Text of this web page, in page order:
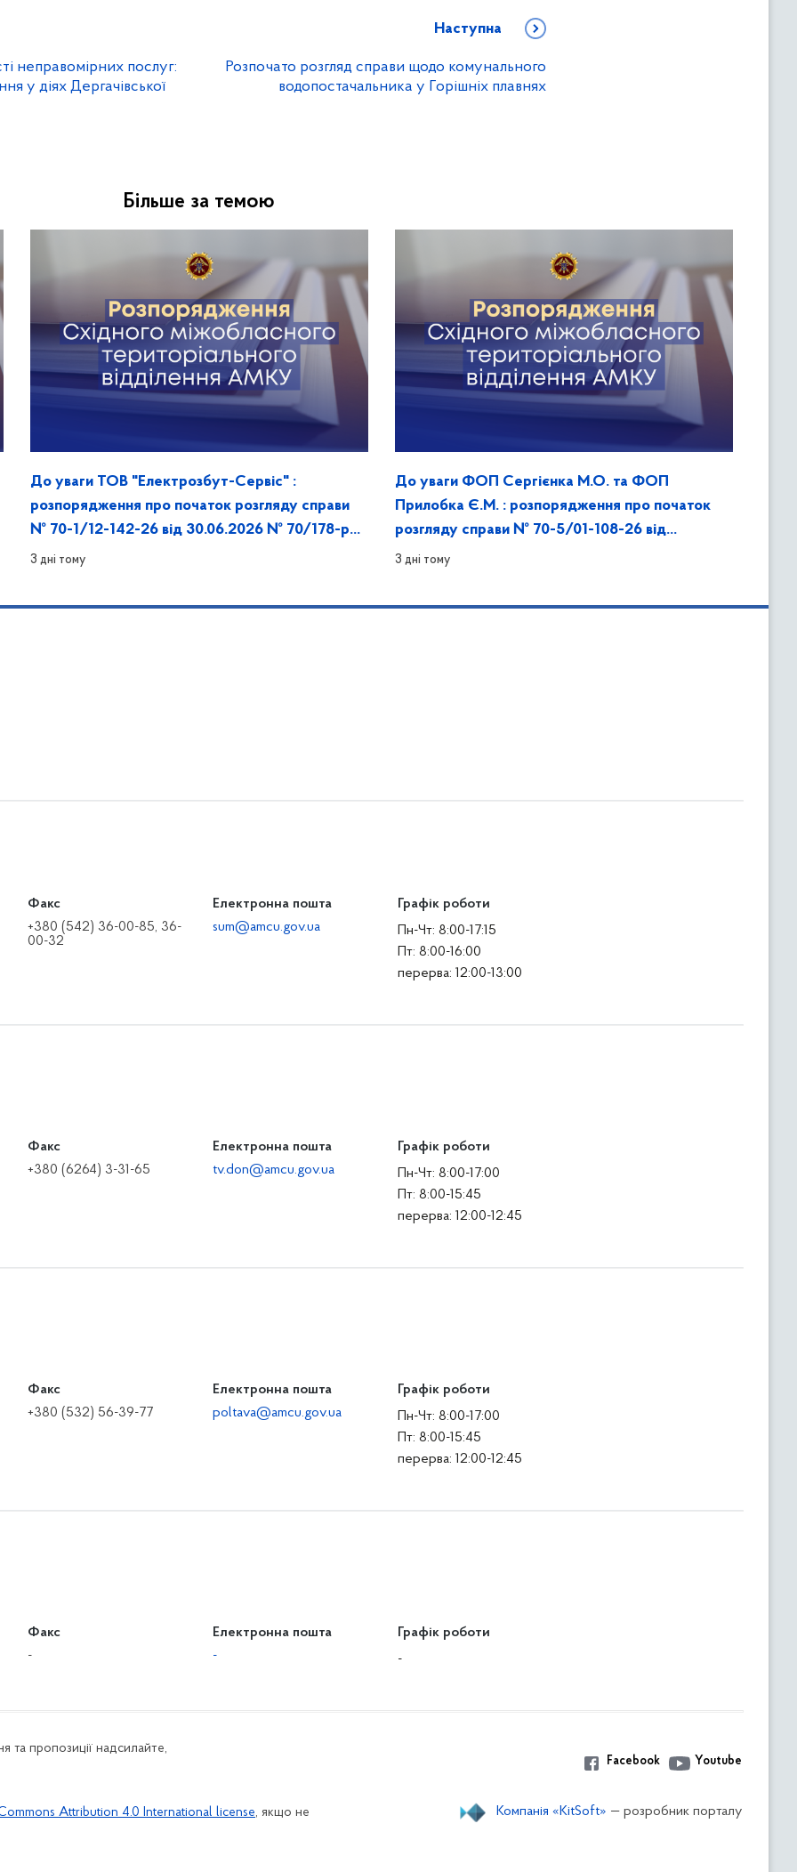
неправомірних послуг:
у діях Дергачівської
Наступна
Розпочато розгляд справи щодо комунального
водопостачальника у Горішніх плавнях
Більше за темою
До уваги ТОВ "Електрозбут-Сервіс" :
розпорядження про початок розгляду справи
№ 70-1/12-142-26 від 30.06.2026 № 70/178-рп/
к
3 дні тому
До уваги ФОП Сергієнка М.О. та ФОП
Прилобка Є.М. : розпорядження про початок
розгляду справи № 70-5/01-108-26 від
07.05.2026 № 70/124-рп/к
3 дні тому
Факс
+380 (542) 36-00-85, 36-
00-32
Електронна пошта
sum@amcu.gov.ua
Графік роботи
Пн-Чт: 8:00-17:15
Пт: 8:00-16:00
перерва: 12:00-13:00
Факс
+380 (6264) 3-31-65
Електронна пошта
tv.don@amcu.gov.ua
Графік роботи
Пн-Чт: 8:00-17:00
Пт: 8:00-15:45
перерва: 12:00-12:45
Факс
+380 (532) 56-39-77
Електронна пошта
poltava@amcu.gov.ua
Графік роботи
Пн-Чт: 8:00-17:00
Пт: 8:00-15:45
перерва: 12:00-12:45
Факс
-
Електронна пошта
-
Графік роботи
-
та пропозиції надсилайте,
Facebook Youtube
Attribution 4.0 International license, якщо не
Компанія «KitSoft» — розробник порталу